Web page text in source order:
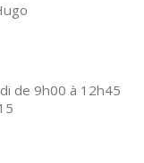
de 9h00 à 12h45